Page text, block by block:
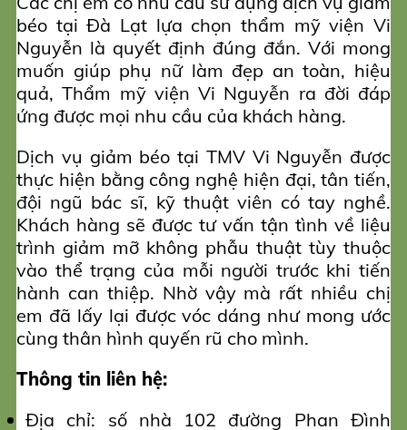
béo tại Đà Lạt lựa chọn thẩm mỹ viện Vi
Nguyễn là quyết định đúng đắn. Với mong
muốn giúp phụ nữ làm đẹp an toàn, hiệu
quả, Thẩm mỹ viện Vi Nguyễn ra đời đáp
ứng được mọi nhu cầu của khách hàng.
Dịch vụ giảm béo tại TMV Vi Nguyễn được
thực hiện bằng công nghệ hiện đại, tân tiến,
đội ngũ bác sĩ, kỹ thuật viên có tay nghề.
Khách hàng sẽ được tư vấn tận tình về liệu
trình giảm mỡ không phẫu thuật tùy thuộc
vào thể trạng của mỗi người trước khi tiến
hành can thiệp. Nhờ vậy mà rất nhiều chị
em đã lấy lại được vóc dáng như mong ước
cùng thân hình quyến rũ cho mình.
Thông tin liên hệ:
Địa chỉ: số nhà 102 đường Phan Đình